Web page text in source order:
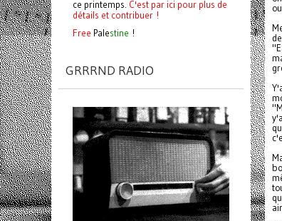
ce printemps. C'est par ici pour plus de
détails et contribuer !
Free Palestine !
GRRRND RADIO